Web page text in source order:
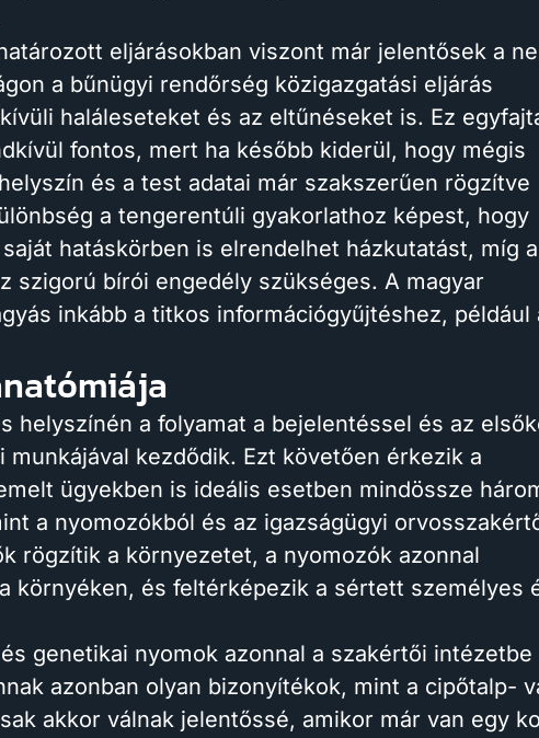
eljárásokban viszont már jelentősek a
a bűnügyi rendőrség közigazgatási eljárás
haláleseteket és az eltűnéseket is. Ez
fontos, mert ha később kiderül, hogy mégis
és a test adatai már szakszerűen rögzítve
a tengerentúli gyakorlathoz képest, hogy
hatáskörben is elrendelhet házkutatást, míg
szigorú bírói engedély szükséges. A magyar
inkább a titkos információgyűjtéshez, például
helyszínén a folyamat a bejelentéssel és az
kezdődik. Ezt követően érkezik a
ügyekben is ideális esetben mindössze
a nyomozókból és az igazságügyi
rögzítik a környezetet, a nyomozók azonnal
környéken, és feltérképezik a sértett személyes
genetikai nyomok azonnal a szakértői intézetbe
azonban olyan bizonyítékok, mint a cipőtalp-
akkor válnak jelentőssé, amikor már van egy